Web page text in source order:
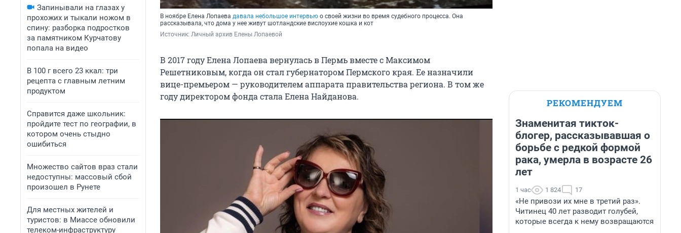
Запинывали на глазах у
прохожих и тыкали ножом в
спину: разборка подростков
за памятником Курчатову
попала на видео
В 100 г всего 23 ккал: три
рецепта с главным летним
продуктом
Справится даже школьник:
пройдите тест по географии, в
котором очень стыдно
ошибиться
Множество сайтов враз стали
недоступны: массовый сбой
произошел в Рунете
Для местных жителей и
туристов: в Миассе обновили
телеком-инфраструктуру
В ноябре Елена Лопаева давала небольшое интервью о своей жизни во время судебного процесса. Она
рассказывала, что дома у нее живут шотландские вислоухие кошка и кот
Источник: Личный архив Елены Лопаевой
В 2017 году Елена Лопаева вернулась в Пермь вместе с Максимом
Решетниковым, когда он стал губернатором Пермского края. Ее назначили
вице-премьером — руководителем аппарата правительства региона. В том же
году директором фонда стала Елена Найданова.
РЕКОМЕНДУЕМ
Знаменитая тикток-
блогер, рассказывавшая о
борьбе с редкой формой
рака, умерла в возрасте 26
лет
1 час 1 824 17
«Не привози их мне в третий раз».
Читинец 40 лет разводит голубей,
которые всегда к нему возвращаются